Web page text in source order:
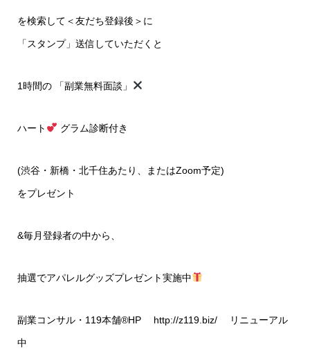
を検索して＜友だち登録後＞に
「スタンプ」送信していただくと
1時間の 「副業無料面談」
ハート グラム診断付き
(渋谷・新橋・北千住あたり、またはZoom予定)
をプレゼント
&毎月登録者の中から、
抽選でアパレルグッズプレゼント実施中
副業コンサル・119本舗®HP http://z119.biz/リニューアル
中